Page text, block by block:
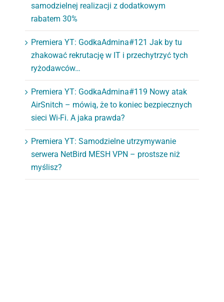
samodzielnej realizacji z dodatkowym
rabatem 30%
Premiera YT: GodkaAdmina#121 Jak by tu
zhakować rekrutację w IT i przechytrzyć tych
ryżodawców…
Premiera YT: GodkaAdmina#119 Nowy atak
AirSnitch – mówią, że to koniec bezpiecznych
sieci Wi-Fi. A jaka prawda?
Premiera YT: Samodzielne utrzymywanie
serwera NetBird MESH VPN – prostsze niż
myślisz?